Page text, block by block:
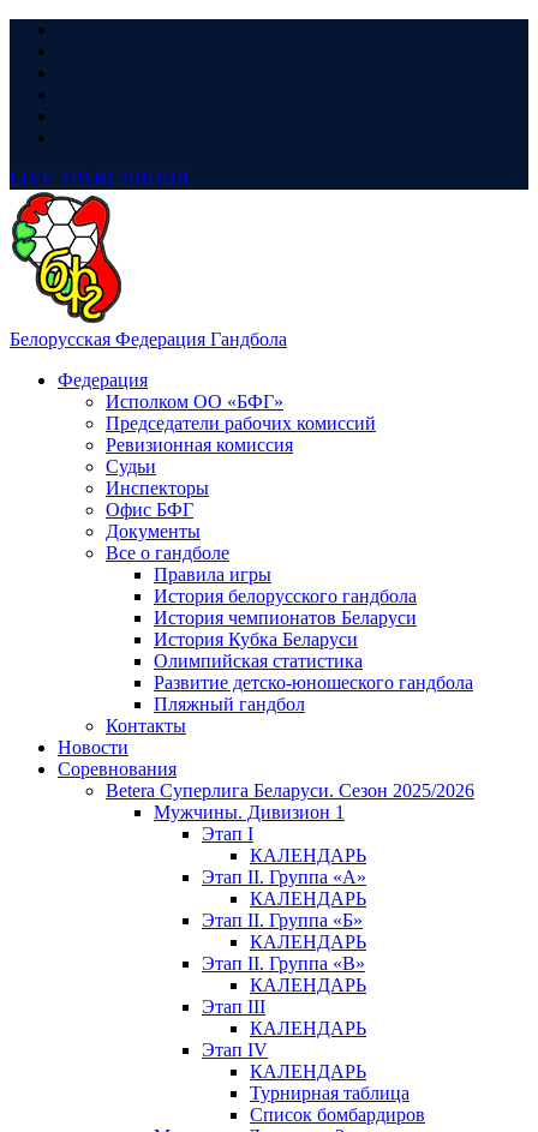
LIVE ТРАНСЛЯЦИЯ
Белорусская Федерация Гандбола
Федерация
Исполком ОО «БФГ»
Председатели рабочих комиссий
Ревизионная комиссия
Судьи
Инспекторы
Офис БФГ
Документы
Все о гандболе
Правила игры
История белорусского гандбола
История чемпионатов Беларуси
История Кубка Беларуси
Олимпийская статистика
Развитие детско-юношеского гандбола
Пляжный гандбол
Контакты
Новости
Соревнования
Betera Суперлига Беларуси. Сезон 2025/2026
Мужчины. Дивизион 1
Этап I
КАЛЕНДАРЬ
Этап II. Группа «А»
КАЛЕНДАРЬ
Этап II. Группа «Б»
КАЛЕНДАРЬ
Этап II. Группа «В»
КАЛЕНДАРЬ
Этап III
КАЛЕНДАРЬ
Этап IV
КАЛЕНДАРЬ
Турнирная таблица
Список бомбардиров